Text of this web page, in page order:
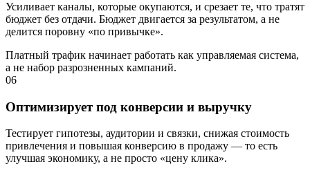
Усиливает каналы, которые окупаются, и срезает те, что тратят
бюджет без отдачи. Бюджет двигается за результатом, а не
делится поровну «по привычке».
Платный трафик начинает работать как управляемая система,
а не набор разрозненных кампаний.
06
Оптимизирует под конверсии и выручку
Тестирует гипотезы, аудитории и связки, снижая стоимость
привлечения и повышая конверсию в продажу — то есть
улучшая экономику, а не просто «цену клика».